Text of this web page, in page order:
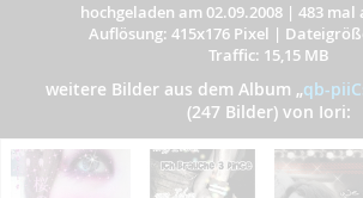
hochgeladen am 02.09.2008 | 483 mal
Auflösung: 415x176 Pixel |
Traffic: 15,15 MB
weitere Bilder aus dem Album „qb-
(247 Bilder) von Iori: